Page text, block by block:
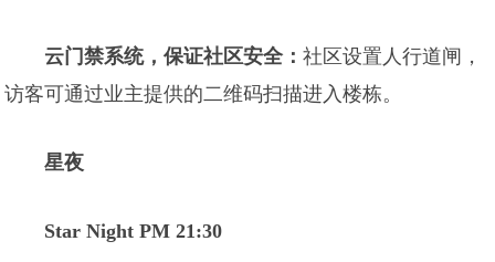
云门禁系统，保证社区安全：社区设置人行道闸，
访客可通过业主提供的二维码扫描进入楼栋。
星夜
Star Night PM 21:30